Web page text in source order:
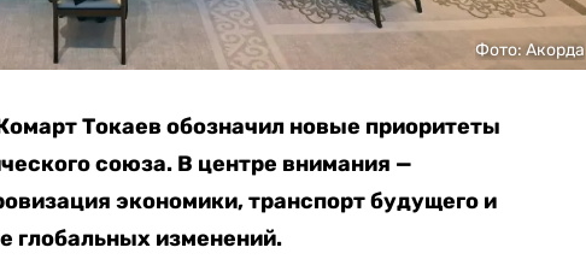
Фото: Акорда
Токаев обозначил новые приоритеты
союза. В центре внимания —
экономики, транспорт будущего и
глобальных изменений.